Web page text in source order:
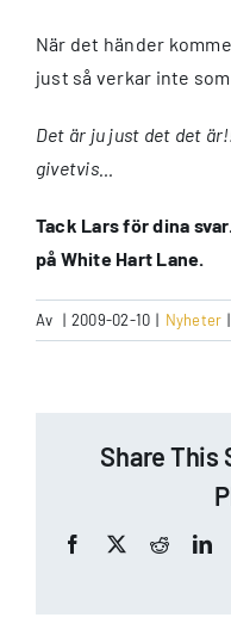
När det händer
just så verkar inte
Det är ju just det det
givetvis…
Tack Lars för dina
på White Hart Lane.
Av | 2009-02-10 | Nyheter |
Share This
Facebook
X Reddit